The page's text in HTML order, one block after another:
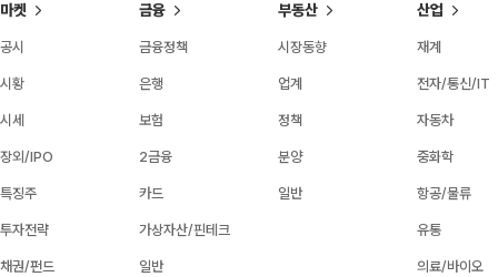
마켓
공시
시황
시세
장외/IPO
특징주
투자전략
채권/펀드
금융
금융정책
은행
보험
2금융
카드
가상자산/핀테크
일반
부동산
시장동향
업계
정책
분양
일반
산업
재계
전자/통신/IT
자동차
중화학
항공/물류
유통
의료/바이오